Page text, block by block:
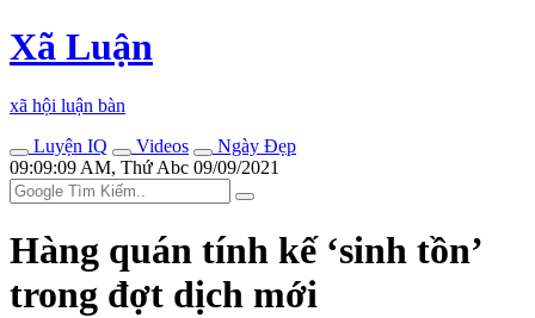
Xã Luận
xã hội luận bàn
Luyện IQ
Videos
Ngày Đẹp
09:09:09 AM, Thứ Abc 09/09/2021
Hàng quán tính kế ‘sinh tồn’
trong đợt dịch mới